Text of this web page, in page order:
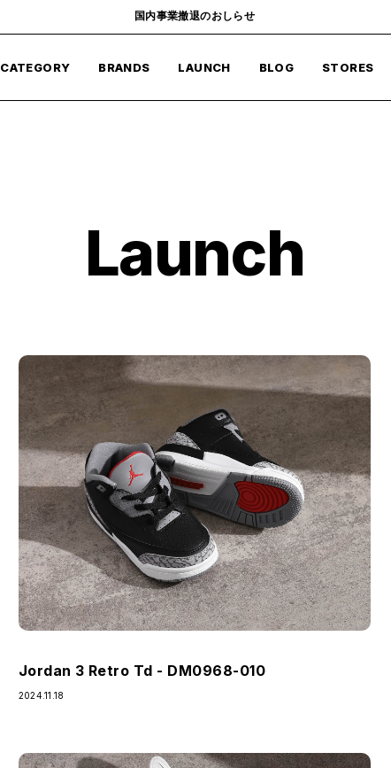
国内事業撤退のおしらせ
CATEGORY BRANDS LAUNCH BLOG STORES
Launch
Jordan 3 Retro Td - DM0968-010
2024.11.18